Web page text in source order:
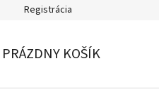
Reklamačný formulár
Registrácia
PRÁZDNY KOŠÍK